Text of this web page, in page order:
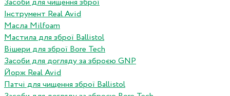
Засоби для чищення зброї
Інструмент Real Avid
Масла Milfoam
Мастила для зброї Ballistol
Вішери для зброї Bore Tech
Засоби для догляду за зброєю GNP
Йорж Real Avid
Патчі для чищення зброї Ballistol